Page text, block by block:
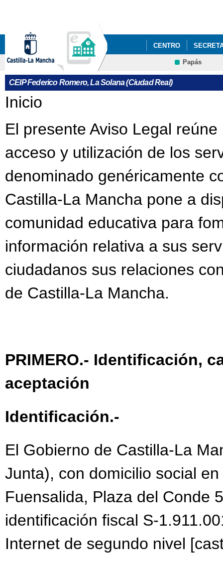
CENTRO
Papás
CEIP Federico Romero, La Solana (Ciudad Real)
Se encuentra usted aquí
Inicio
El presente Aviso Legal
acceso y utilización de los
denominado genéricamente
Castilla-La Mancha pone a
comunidad educativa para
información relativa a sus
ciudadanos sus relaciones
de Castilla-La Mancha.
PRIMERO.- Identificación,
aceptación
Identificación.-
El Gobierno de Castilla-La
Junta), con domicilio social
Fuensalida, Plaza del Conde
identificación fiscal S-
Internet de segundo nivel